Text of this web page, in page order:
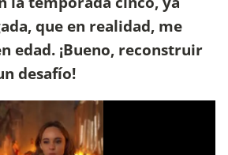
que en realidad, me
edad. ¡Bueno, reconstruir
desafío!